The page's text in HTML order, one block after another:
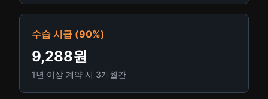
수습 시급 (90%)
9,288원
1년 이상 계약 시 3개월간